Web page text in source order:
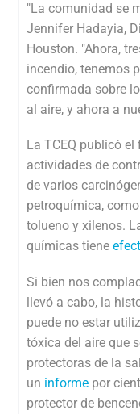
"La comunidad se
Jennifer Hadayia,
Houston. "Ahora,
incendio, tenemos
confirmada sobre
al aire, y ahora a
La TCEQ publicó
actividades de
de varios
petroquímica,
tolueno y xilenos.
químicas tiene
Si bien nos
llevó a cabo, la
puede no estar
tóxica del aire que
protectoras de la
un informe por
protector de